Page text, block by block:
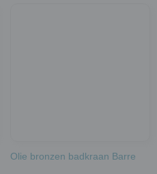
Olie bronzen badkraan Barre